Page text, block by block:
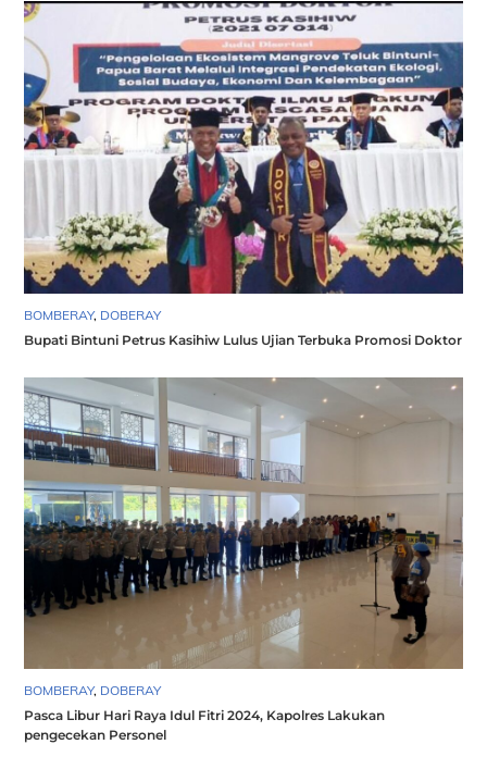
BOMBERAY, DOBERAY
Bupati Bintuni Petrus Kasihiw Lulus Ujian Terbuka Promosi Doktor
BOMBERAY, DOBERAY
Pasca Libur Hari Raya Idul Fitri 2024, Kapolres Lakukan
pengecekan Personel